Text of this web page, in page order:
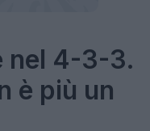
nel 4-3-3.
è più un